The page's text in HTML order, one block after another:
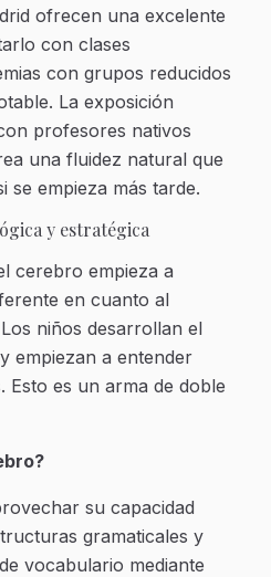
ofrecen una excelente
con clases
con grupos reducidos
La exposición
profesores nativos
una fluidez natural que
se empieza más tarde.
y estratégica
cerebro empieza a
en cuanto al
niños desarrollan el
empiezan a entender
Esto es un arma de doble
su capacidad
gramaticales y
vocabulario mediante